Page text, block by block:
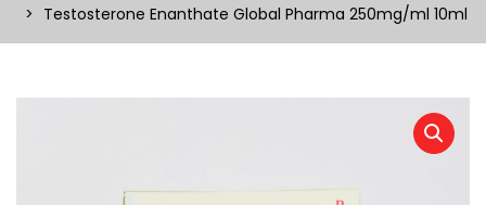
Testosterone Enanthate Global Pharma 250mg/ml 10ml